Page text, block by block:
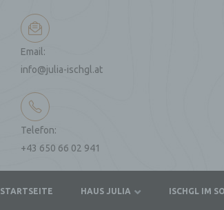
Email:
info@julia-ischgl.at
Telefon:
+43 650 66 02 941
STARTSEITE HAUS JULIA ISCHGL IM